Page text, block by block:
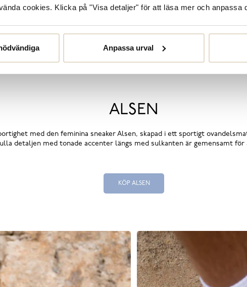
cookies. Klicka på "Visa detaljer" för att läsa mer och
Anpassa urval
ALSEN
med den feminina sneaker Alsen, skapad i ett sportigt
detaljen med tonade accenter längs med sulkanten är gemensamt
KÖP ALSEN